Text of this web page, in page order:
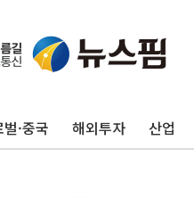
·중국 해외투자 산업
원포유, 그린비
넷마블문화재
앤스로픽도 AI
'친명 vs 친청'